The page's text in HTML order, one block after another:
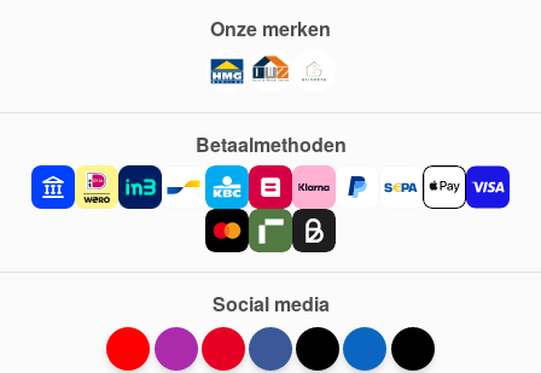
Betaalmethoden
Onze merken
Social media